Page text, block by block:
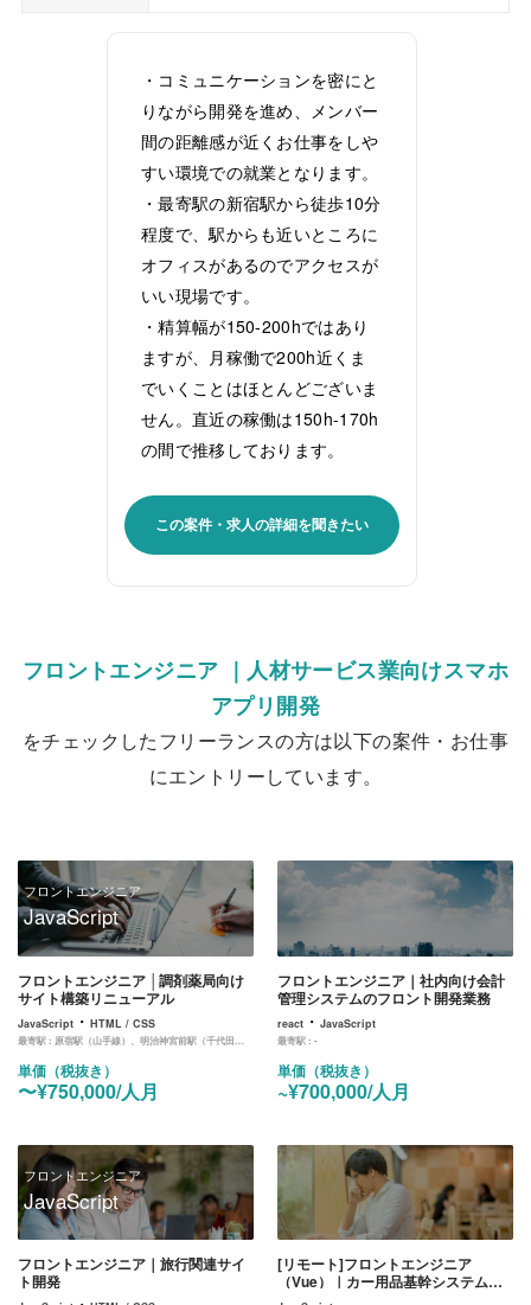
・コミュニケーションを密にと
りながら開発を進め、メンバー
間の距離感が近くお仕事をしや
すい環境での就業となります。
・最寄駅の新宿駅から徒歩10分
程度で、駅からも近いところに
オフィスがあるのでアクセスが
いい現場です。
・精算幅が150-200hではあり
ますが、月稼働で200h近くま
でいくことはほとんどございま
せん。直近の稼働は150h-170h
の間で推移しております。
この案件・求人の詳細を聞きたい
フロントエンジニア ｜人材サービス業向けスマホ
アプリ開発
をチェックしたフリーランスの方は以下の案件・お仕事
にエントリーしています。
フロントエンジニア
JavaScript
フロントエンジニア │調剤薬局向け
サイト構築リニューアル
JavaScript ・ HTML / CSS
最寄駅 : 原宿駅（山手線）、明治神宮前駅（千代田線）、北参道（副都心線）
単価（税抜き）
〜¥750,000/人月
フロントエンジニア｜社内向け会計
管理システムのフロント開発業務
react ・JavaScript
最寄駅 :-
単価（税抜き）
~¥700,000/人月
フロントエンジニア
JavaScript
フロントエンジニア｜旅行関連サイ
ト開発
[リモート]フロントエンジニア
（Vue）｜カー用品基幹システムの
リプレイスのフロント開発業務